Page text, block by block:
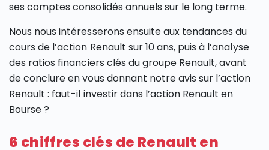
ses comptes consolidés annuels sur le long terme.
Nous nous intéresserons ensuite aux tendances du
cours de l’action Renault sur 10 ans, puis à l’analyse
des ratios financiers clés du groupe Renault, avant
de conclure en vous donnant notre avis sur l’action
Renault : faut-il investir dans l’action Renault en
Bourse ?
6 chiffres clés de Renault en